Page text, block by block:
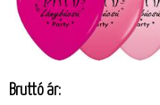
Bruttó ár: